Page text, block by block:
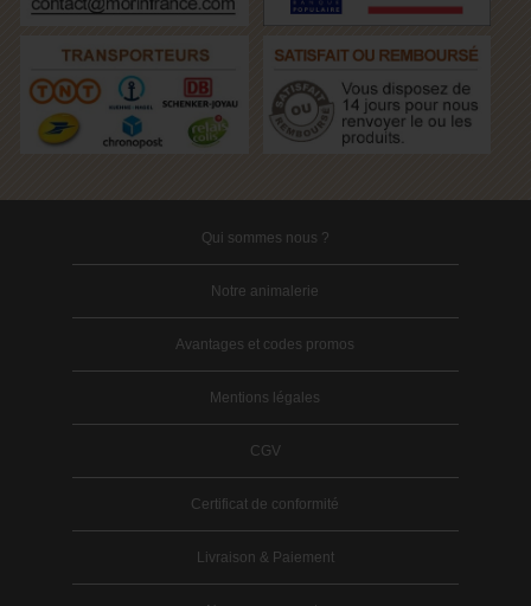
Qui sommes nous ?
Notre animalerie
Avantages et codes promos
Mentions légales
CGV
Certificat de conformité
Livraison & Paiement